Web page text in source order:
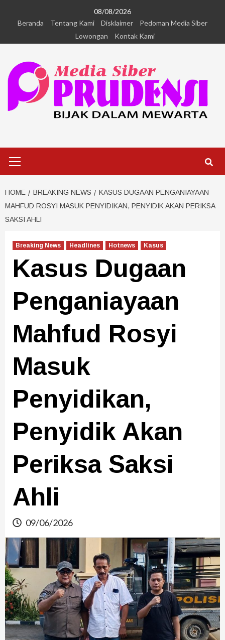
08/08/2026
Beranda
Tentang Kami Disklaimer
Pedoman Media Siber
Lowongan
Kontak Kami
HOME BREAKING NEWS
KASUS DUGAAN PENGANIAYAAN
MAHFUD ROSYI MASUK PENYIDIKAN, PENYIDIK AKAN PERIKSA
SAKSI AHLI
Breaking News Headlines Hotnews Kasus
Kasus Dugaan
Penganiayaan
Mahfud Rosyi
Masuk
Penyidikan,
Penyidik Akan
Periksa Saksi
Ahli
09/06/2026